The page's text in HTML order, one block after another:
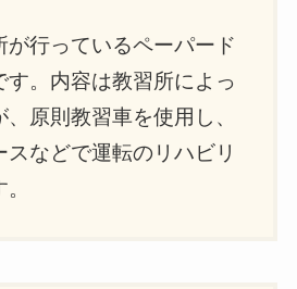
が行っているペーパード
す。内容は教習所によっ
原則教習車を使用し、
などで運転のリハビリ